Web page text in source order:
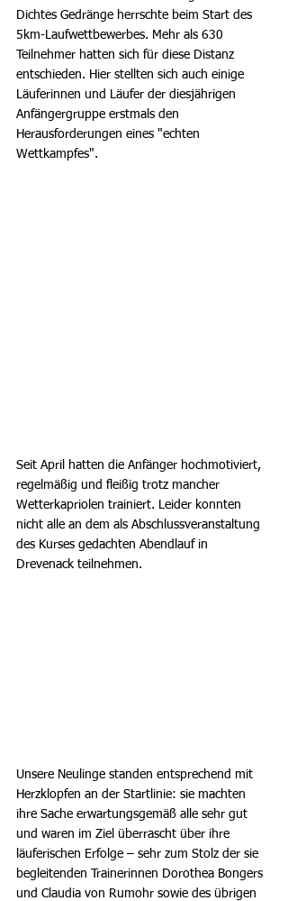
Dichtes Gedränge herrschte beim Start des
5km-Laufwettbewerbes. Mehr als 630
Teilnehmer hatten sich für diese Distanz
entschieden. Hier stellten sich auch einige
Läuferinnen und Läufer der diesjährigen
Anfängergruppe erstmals den
Herausforderungen eines "echten
Wettkampfes".
Seit April hatten die Anfänger hochmotiviert,
regelmäßig und fleißig trotz mancher
Wetterkapriolen trainiert. Leider konnten
nicht alle an dem als Abschlussveranstaltung
des Kurses gedachten Abendlauf in
Drevenack teilnehmen.
Unsere Neulinge standen entsprechend mit
Herzklopfen an der Startlinie: sie machten
ihre Sache erwartungsgemäß alle sehr gut
und waren im Ziel überrascht über ihre
läuferischen Erfolge – sehr zum Stolz der sie
begleitenden Trainerinnen Dorothea Bongers
und Claudia von Rumohr sowie des übrigen